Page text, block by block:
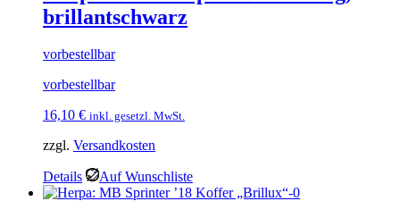
brillantschwarz
vorbestellbar
vorbestellbar
16,10 € inkl. gesetzl. MwSt.
zzgl. Versandkosten
Details Auf Wunschliste